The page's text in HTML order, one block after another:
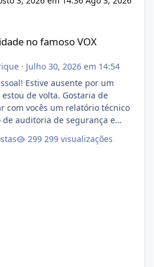
no famoso VOX
· Julho 30, 2026 em 14:54
Estive ausente por um
de volta. Gostaria de
com vocês um relatório técnico
de auditoria de segurança e
circulação e comercialização
299 visualizações